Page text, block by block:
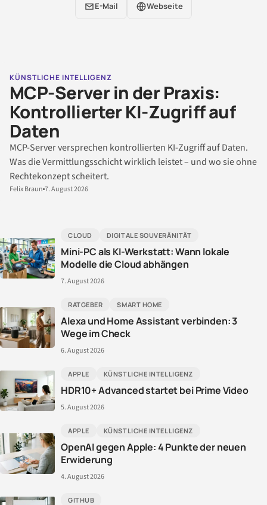
E-Mail Webseite
KÜNSTLICHE INTELLIGENZ
MCP-Server in der Praxis:
Kontrollierter KI-Zugriff auf
Daten
MCP-Server versprechen kontrollierten KI-Zugriff auf Daten.
Was die Vermittlungsschicht wirklich leistet – und wo sie ohne
Rechtekonzept scheitert.
Felix Braun 7. August 2026
CLOUD DIGITALE SOUVERÄNITÄT
Mini-PC als KI-Werkstatt: Wann lokale
Modelle die Cloud abhängen
7. August 2026
RATGEBER SMART HOME
Alexa und Home Assistant verbinden: 3
Wege im Check
6. August 2026
APPLE KÜNSTLICHE INTELLIGENZ
HDR10+ Advanced startet bei Prime Video
5. August 2026
APPLE KÜNSTLICHE INTELLIGENZ
OpenAI gegen Apple: 4 Punkte der neuen
Erwiderung
4. August 2026
GITHUB